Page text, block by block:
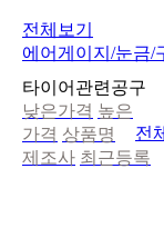
전체보기
에어게이지/눈금/
타이어관련공구
전
낮은가격 높은
가격 상품명
제조사 최근등록